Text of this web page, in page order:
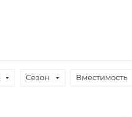
Сезон Вместимость